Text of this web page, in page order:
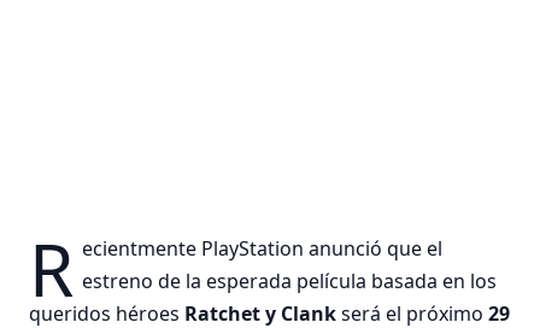
R ecientmente PlayStation anunció que el
estreno de la esperada película basada en los
queridos héroes Ratchet y Clankserá el próximo 29